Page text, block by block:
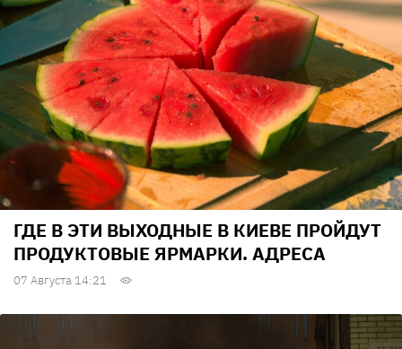
ГДЕ В ЭТИ ВЫХОДНЫЕ В КИЕВЕ ПРОЙДУТ
ПРОДУКТОВЫЕ ЯРМАРКИ. АДРЕСА
07 Августа 14:21